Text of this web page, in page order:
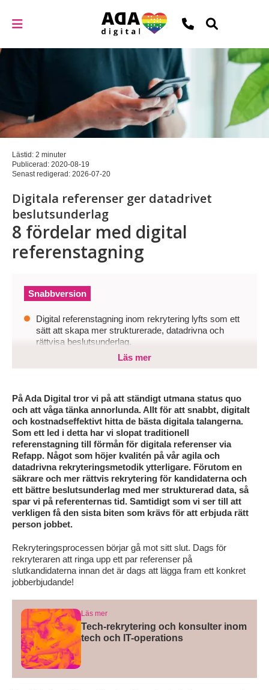
Lästid: 2 minuter
Publicerad: 2020-08-19
Senast redigerad: 2026-07-20
Digitala referenser ger datadrivet
beslutsunderlag
8 fördelar med digital
referenstagning
Snabbversion
Digital referenstagning inom rekrytering lyfts som ett
sätt att skapa mer strukturerade, datadrivna och
rättvisa beslutsunderlag.
Utan moderna metoder riskerar referenstagning att bli
Organisationer behöver digitalisera och standardisera
referensprocessen för att öka träffsäkerhet, spara tid
och fatta mer objektiva och datadrivna
rekryteringsbeslut.
Läs mer
På Ada Digital tror vi på att ständigt utmana status quo
och att våga tänka annorlunda. Allt för att snabbt, digitalt
och kostnadseffektivt hitta de bästa digitala talangerna.
Som ett led i detta har vi slopat traditionell
referenstagning till förmån för digitala referenser via
Refapp. Något som höjer kvalitén på vår agila och
datadrivna rekryteringsmetodik ytterligare. Förutom en
säkrare och mer rättvis rekrytering för kandidaterna och
ett bättre beslutsunderlag med mer strukturerad data, så
spar vi på referenternas tid. Samtidigt som vi ser till att
verkligen få den sista biten som krävs för att erbjuda rätt
person jobbet.
Rekryteringsprocessen börjar gå mot sitt slut. Dags för
rekryteraren att ringa upp ett par referenser på
slutkandidaterna innan det är dags att lägga fram ett konkret
jobberbjudande!
Läs mer
Tech-rekrytering och konsulter inom
tech och IT-operations